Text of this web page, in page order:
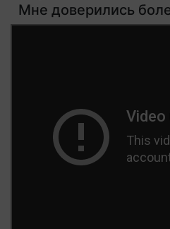
Мне доверились